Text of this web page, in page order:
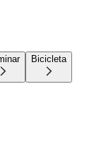
Bicicleta